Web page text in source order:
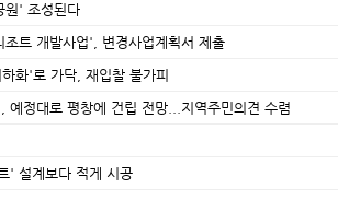
원' 조성된다
트 개발사업', 변경사업계획서 제출
화'로 가닥, 재입찰 불가피
정대로 평창에 건립 전망...지역주민의견 수렴
' 설계보다 적게 시공